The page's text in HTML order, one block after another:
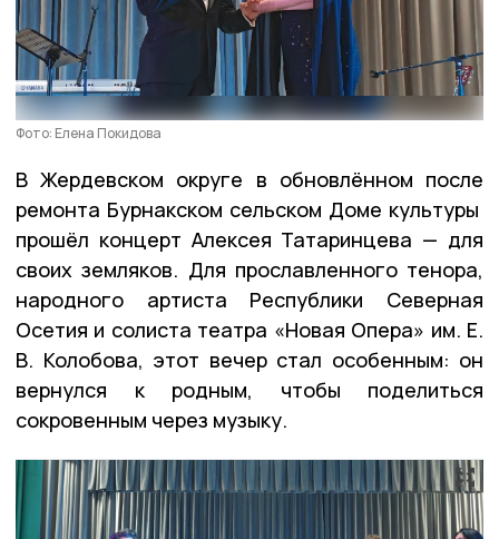
Фото: Елена Покидова
В Жердевском округе в обновлённом после
ремонта Бурнакском сельском Доме культуры
прошёл концерт Алексея Татаринцева — для
своих земляков. Для прославленного тенора,
народного артиста Республики Северная
Осетия и солиста театра «Новая Опера» им. Е.
В. Колобова, этот вечер стал особенным: он
вернулся к родным, чтобы поделиться
сокровенным через музыку.